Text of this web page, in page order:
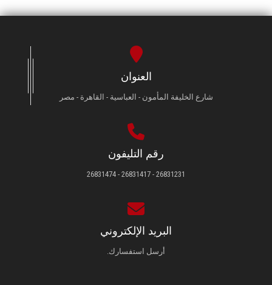
العنوان
شارع الخليفة المأمون - العباسية - القاهرة - مصر
رقم التليفون
26831231 - 26831417 - 26831474
البريد الإلكتروني
أرسل استفسارك.